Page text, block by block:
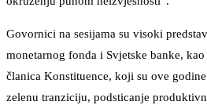
Govornici na sesijama su visoki
monetarnog fonda i Svjetske banke,
članica Konstituence, koji su ove
zelenu tranziciju, podsticanje